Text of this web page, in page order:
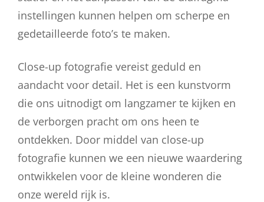
instellingen kunnen helpen om scherpe en
gedetailleerde foto’s te maken.
Close-up fotografie vereist geduld en
aandacht voor detail. Het is een kunstvorm
die ons uitnodigt om langzamer te kijken en
de verborgen pracht om ons heen te
ontdekken. Door middel van close-up
fotografie kunnen we een nieuwe waardering
ontwikkelen voor de kleine wonderen die
onze wereld rijk is.